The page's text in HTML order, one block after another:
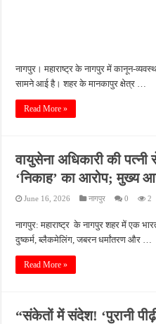
नागपुर। महाराष्ट्र के नागपुर में कानून-
सामने आई है। शहर के मानकापुर क्षेत्र …
Read More »
वायुसेना अधिकारी की
‘निकाह’ का आरोप; मुख्य
June 16, 2026 नागपुर 0 2
नागपुर: महाराष्ट्र के नागपुर शहर में एक
दुष्कर्म, ब्लैकमेलिंग, जबरन धर्मांतरण और …
Read More »
“संकेतों में संदेश! ‘पुरानी